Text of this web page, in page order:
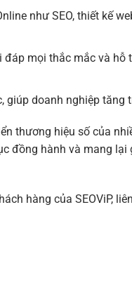
như SEO, thiết kế
mọi thắc mắc và
giúp doanh nghiệp tăng
thương hiệu số của
đồng hành và mang lại
hàng của SEOViP,